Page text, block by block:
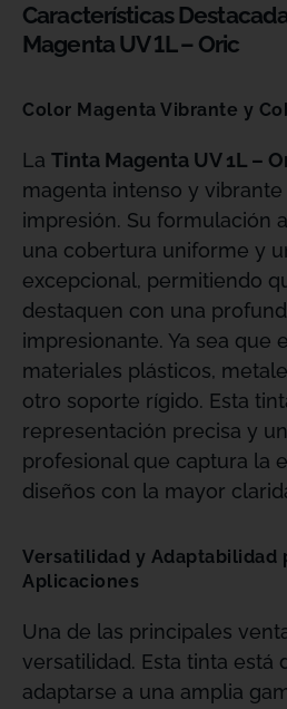
Características
Magenta UV 1L – Oric
Color Magenta Vibrante y
La Tinta Magenta UV 1L –
magenta intenso y
impresión. Su formulación
una cobertura uniforme y
excepcional, permitiendo
destaquen con una
impresionante. Ya sea que
materiales plásticos,
otro soporte rígido. Esta
representación precisa y
profesional que captura la
diseños con la mayor
Versatilidad y Adaptabilidad
Aplicaciones
Una de las principales
versatilidad. Esta tinta está
adaptarse a una amplia